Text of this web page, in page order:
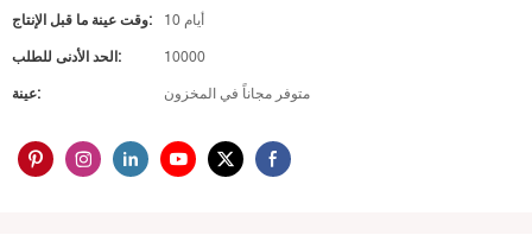
وقت عينة ما قبل الإنتاج: 10 أيام
الحد الأدنى للطلب: 10000
عينة: متوفر مجاناً في المخزون